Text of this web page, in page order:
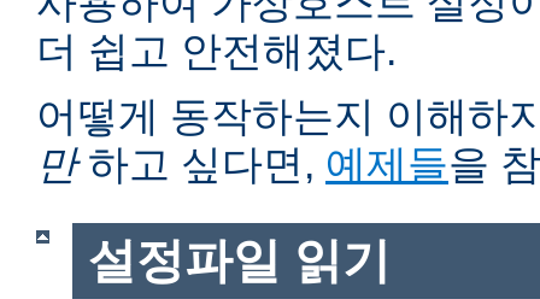
더 쉽고 안전해졌다.
어떻게 동작하는지 이해하
만하고 싶다면, 예제들을
설정파일 읽기